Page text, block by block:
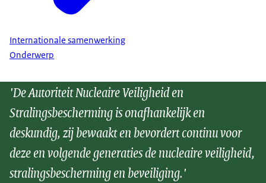
Internationale samenwerking
Onderwerp
'De Autoriteit Nucleaire Veiligheid en
Stralingsbescherming is onafhankelijk en
deskundig, zij bewaakt en bevordert continu voor
deze en volgende generaties de nucleaire veiligheid,
stralingsbescherming en beveiliging.'